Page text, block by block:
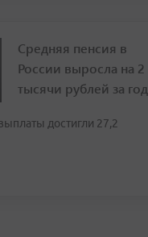
Средняя пенсия в
России выросла на 2
тысячи рублей за год
достигли 27,2